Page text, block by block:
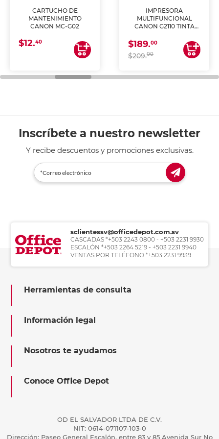
CARTUCHO DE
MANTENIMIENTO
CANON MC-G02
$12.40
IMPRESORA
MULTIFUNCIONAL
CANON G2110 TINTA
$189.00
$209.00
Inscríbete a nuestro newsletter
Y recibe descuentos y promociones exclusivas.
sclientessv@officedepot.com.sv
CASCADAS *+503 2243 0800 - +503 2231 9930
ESCALÓN *+503 2264 5219 - +503 2231 9940
VENTAS POR TELÉFONO *+503 2231 9939
Herramientas de consulta
Información legal
Nosotros te ayudamos
Conoce Office Depot
OD EL SALVADOR LTDA DE C.V.
NIT: 0614-071107-103-0
Dirección: Paseo General Escalón, entre 83 y 85 Avenida Sur No